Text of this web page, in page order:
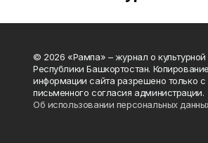
© 2026 «Рампа» – журнал о
Республики Башкортостан. Копирование
информации сайта разрешено только с
письменного согласия администрации.
Об использовании персональных